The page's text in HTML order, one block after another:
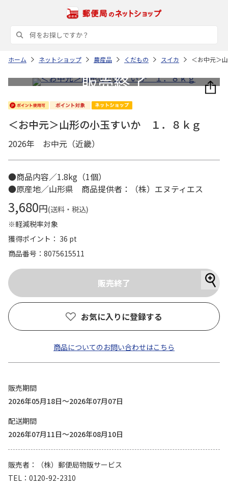
ホーム ネットショップ 農産品 くだもの スイカ ＜お中元＞
＜お中元＞山形の小玉すいか １．８ｋｇ
2026年 お中元（近畿）
●商品内容／1.8kg（1個）
●原産地／山形県 商品提供者：（株）エヌティエス
3,680円(送料・税込)
※軽減税率対象
獲得ポイント： 36 pt
商品番号
8075615511
お気に入りに登録する
商品についてのお問い合わせはこちら
販売期間
2026年05月18日～2026年07月07日
配送期間
2026年07月11日～2026年08月10日
販売者
（株）郵便局物販サービス
TEL
0120-92-2310